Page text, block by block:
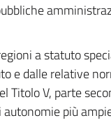
a statuto
e dalle relative
Titolo V, parte
più